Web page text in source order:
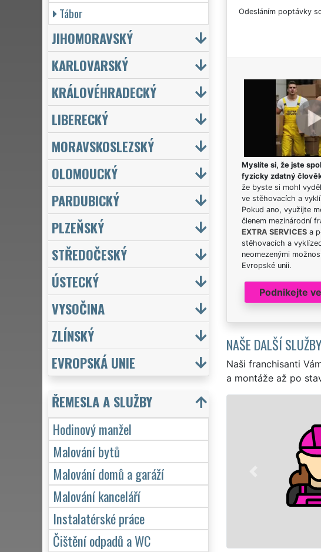
Odesláním poptávky
Myslíte si, že jste
fyzicky zdatný
že byste si mohl
ve stěhovacích a
Pokud ano, využijte
členem mezinárodní
EXTRA SERVICESa
stěhovacích a
neomezenými
Evropské unii.
Podnikejte
NAŠE DALŠÍ SLUŽBY
Naši franchisanti
a montáže až po
EXTRA MANŽEL
hodinového
přivrtání poličky,
zárukou kvalitně
Tábor
JIHOMORAVSKÝ
KARLOVARSKÝ
KRÁLOVÉHRADECKÝ
LIBERECKÝ
MORAVSKOSLEZSKÝ
OLOMOUCKÝ
PARDUBICKÝ
PLZEŇSKÝ
STŘEDOČESKÝ
ÚSTECKÝ
VYSOČINA
ZLÍNSKÝ
EVROPSKÁ UNIE
ŘEMESLA A SLUŽBY
Hodinový manžel
Malování bytů
Malování domů a garáží
Malování kanceláří
Instalatérské práce
Čištění odpadů a WC